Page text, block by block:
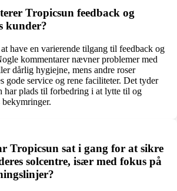
Tropicsun feedback og
kunder?
have en varierende tilgang til feedback og
kommentarer nævner problemer med
dårlig hygiejne, mens andre roser
gode service og rene faciliteter. Det tyder
har plads til forbedring i at lytte til og
bekymringer.
Tropicsun sat i gang for at sikre
solcentre, især med fokus på